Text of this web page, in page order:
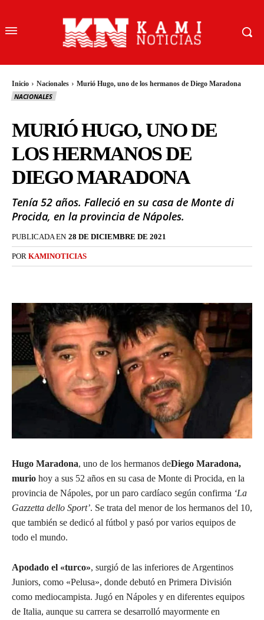
Inicio Nacionales Murió Hugo, uno de los hermanos de Diego Maradona
NACIONALES
MURIÓ HUGO, UNO DE
LOS HERMANOS DE
DIEGO MARADONA
Tenía 52 años. Falleció en su casa de Monte di
Procida, en la provincia de Nápoles.
PUBLICADA EN 28 DE DICIEMBRE DE 2021
POR KAMINOTICIAS
Hugo Maradona, uno de los hermanos deDiego Maradona,
murio hoy a sus 52 años en su casa de Monte di Procida, en la
provincia de Nápoles, por un paro cardíaco según confirma ‘La
Gazzetta dello Sport’. Se trata del menor de los hermanos del 10,
que también se dedicó al fútbol y pasó por varios equipos de
todo el mundo.
Apodado el «turco», surgió de las inferiores de Argentinos
Juniors, como «Pelusa», donde debutó en Primera División
como mediocampista. Jugó en Nápoles y en diferentes equipos
de Italia, aunque su carrera se desarrolló mayormente en